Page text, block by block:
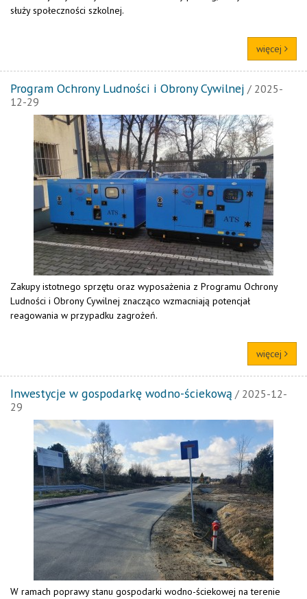
służy społeczności szkolnej.
więcej
Program Ochrony Ludności i Obrony Cywilnej / 2025-
12-29
Zakupy istotnego sprzętu oraz wyposażenia z Programu Ochrony
Ludności i Obrony Cywilnej znacząco wzmacniają potencjał
reagowania w przypadku zagrożeń.
więcej
Inwestycje w gospodarkę wodno-ściekową / 2025-12-
29
W ramach poprawy stanu gospodarki wodno-ściekowej na terenie